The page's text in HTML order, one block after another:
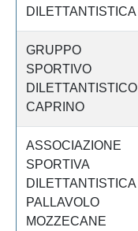
DILETTANTISTICA
GRUPPO
SPORTIVO
DILETTANTISTICO
CAPRINO
ASSOCIAZIONE
SPORTIVA
DILETTANTISTICA
PALLAVOLO
MOZZECANE